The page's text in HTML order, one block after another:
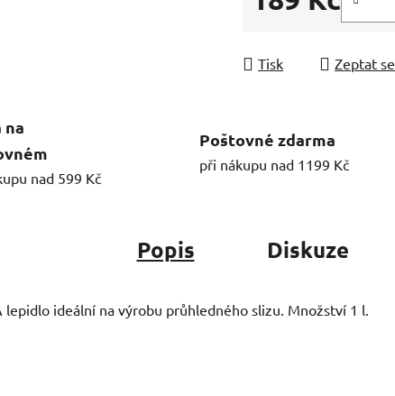
Tisk Zeptat se
na
nad 599 Kč
Poštovné zdarma
při nákupu nad 1199 Kč
Popis Diskuze
lepidlo ideální na výrobu průhledného slizu. Množství 1 l.